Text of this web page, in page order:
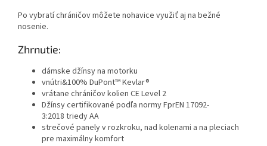
Po vybratí chráničov môžete nohavice využiť aj na bežné
nosenie.
Zhrnutie:
dámske džínsy na motorku
vnútri&100% DuPont™ Kevlar®
vrátane chráničov kolien CE Level 2
Džínsy certifikované podľa normy FprEN 17092-
3:2018 triedy AA
strečové panely v rozkroku, nad kolenami a na pleciach
pre maximálny komfort